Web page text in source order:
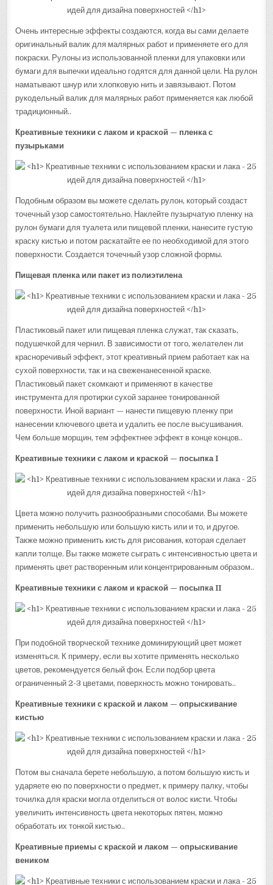
Очень интересные эффекты создаются, когда вы сами делаете
оригинальный валик для малярных работ и применяете его для
покраски. Рулоны из использованной пленки для упаковки или
бумаги для выпечки идеально годятся для данной цели. На рулон
наматывают шнур или хлопковую нить и завязывают. Потом
рукодельный валик для малярных работ применяется как любой
традиционный..
Креативные техники с лаком и краской — пленка с
пузырьками
Подобным образом вы можете сделать рулон, который создаст
точечный узор самостоятельно. Наклейте пузырчатую пленку на
рулон бумаги для туалета или пищевой пленки, нанесите густую
краску кистью и потом раскатайте ее по необходимой для этого
поверхности. Создается точечный узор сложной формы.
Пищевая пленка или пакет из полиэтилена
Пластиковый пакет или пищевая пленка служат, так сказать,
подушечкой для чернил. В зависимости от того, желателен ли
красноречивый эффект, этот креативный прием работает как на
сухой поверхности, так и на свеженанесенной краске.
Пластиковый пакет скомкают и применяют в качестве
инструмента для протирки сухой заранее тонированной
поверхности. Иной вариант — нанести пищевую пленку при
нанесении ключевого цвета и удалить ее после высушивания.
Чем больше морщин, тем эффектнее эффект в конце концов..
Креативные техники с лаком и краской — посыпка I
Цвета можно получить разнообразными способами. Вы можете
применить небольшую или большую кисть или и то, и другое.
Также можно применить кисть для рисования, которая сделает
капли толще. Вы также можете сыграть с интенсивностью цвета и
применять цвет растворенным или концентрированным образом..
Креативные техники с лаком и краской — посыпка II
При подобной творческой технике доминирующий цвет может
изменяться. К примеру, если вы хотите применять несколько
цветов, рекомендуется белый фон. Если подбор цвета
ограниченный 2-3 цветами, поверхность можно тонировать..
Креативные техники с краской и лаком — опрыскивание
кистью
Потом вы сначала берете небольшую, а потом большую кисть и
ударяете ею по поверхности о предмет, к примеру палку, чтобы
точилка для краски могла отделиться от волос кисти. Чтобы
увеличить интенсивность цвета некоторых пятен, можно
обработать их тонкой кистью..
Креативные приемы с краской и лаком — опрыскивание
веником